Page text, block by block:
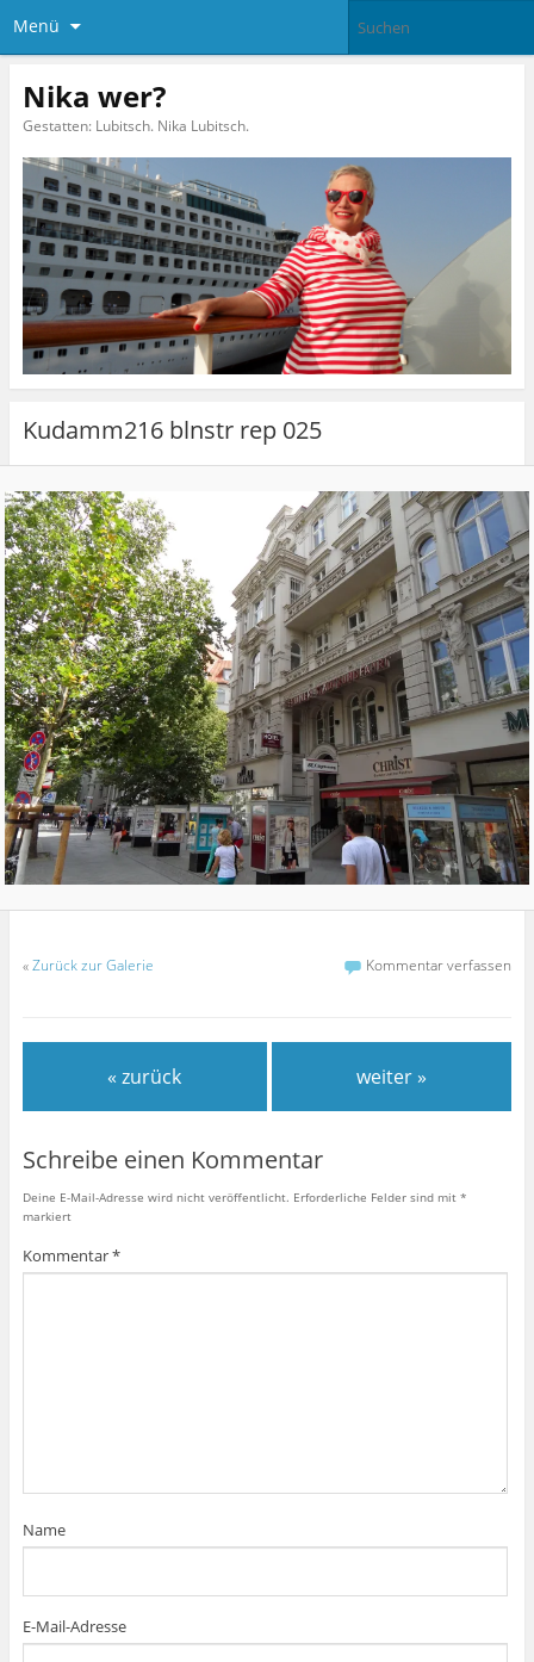
Menü
Nika wer?
Gestatten: Lubitsch. Nika Lubitsch.
Kudamm216 blnstr rep 025
«Zurück zur Galerie Kommentar verfassen
« zurück weiter »
Schreibe einen Kommentar
Deine E-Mail-Adresse wird nicht veröffentlicht. Erforderliche Felder sind mit *
markiert
Kommentar*
Name
E-Mail-Adresse